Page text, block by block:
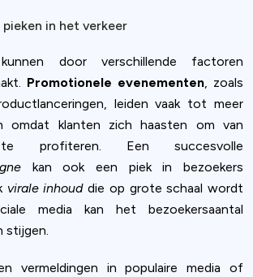
in het verkeer
kunnen door verschillende factoren
Promotionele evenementen, zoals
leiden vaak tot meer
omdat klanten zich haasten om van
te profiteren. Een succesvolle
kan ook een piek in bezoekers
virale inhouddie op grote schaal wordt
media kan het bezoekersaantal
stijgen.
vermeldingen in populaire media of